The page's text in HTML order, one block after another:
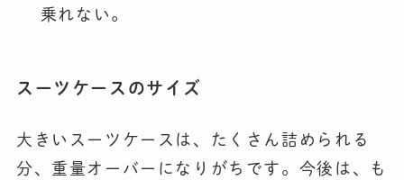
乗れない。
スーツケースのサイズ
大きいスーツケースは、たくさん詰められる
分、重量オーバーになりがちです。今後は、も